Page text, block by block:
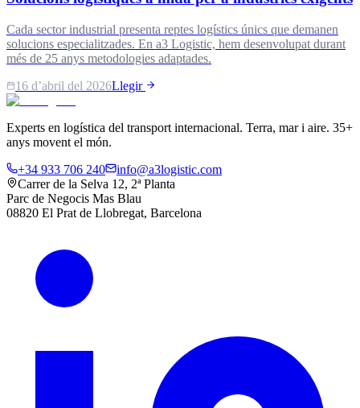
Cada sector industrial presenta reptes logístics únics que demanen
solucions especialitzades. En a3 Logistic, hem desenvolupat durant
més de 25 anys metodologies adaptades.
16 d’abril del 2026Llegir
Experts en logística del transport internacional. Terra, mar i aire. 35+
anys movent el món.
+34 933 706 240
info@a3logistic.com
Carrer de la Selva 12, 2ª Planta
Parc de Negocis Mas Blau
08820 El Prat de Llobregat, Barcelona